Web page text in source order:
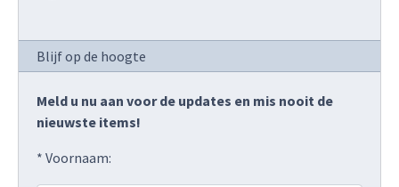
Blijf op de hoogte
Meld u nu aan voor de updates en mis nooit de
nieuwste items!
* Voornaam: